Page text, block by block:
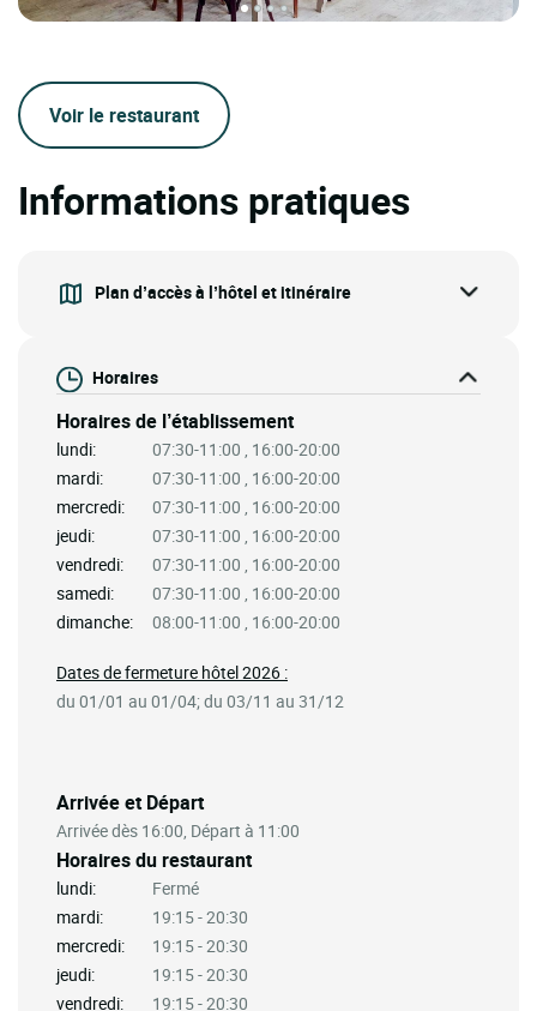
Voir le restaurant
Informations pratiques
Plan d’accès à l’hôtel et itinéraire
Horaires
Horaires de l’établissement
lundi:
07:30-11:00 , 16:00-20:00
mardi:
07:30-11:00 , 16:00-20:00
mercredi:
07:30-11:00 , 16:00-20:00
jeudi:
07:30-11:00 , 16:00-20:00
vendredi:
07:30-11:00 , 16:00-20:00
samedi:
07:30-11:00 , 16:00-20:00
dimanche:
08:00-11:00 , 16:00-20:00
Arrivée et Départ
Arrivée dès 16:00, Départ à 11:00
Horaires du restaurant
lundi:
Fermé
mardi:
19:15 - 20:30
mercredi:
19:15 - 20:30
jeudi:
19:15 - 20:30
vendredi:
19:15 - 20:30
Dates de fermeture hôtel 2026 :
du 01/01 au 01/04; du 03/11 au 31/12